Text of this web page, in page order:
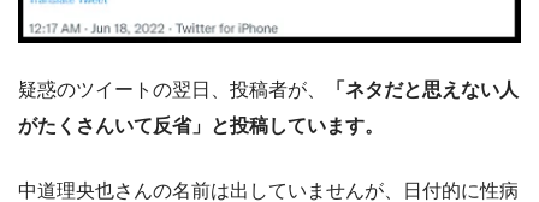
疑惑のツイートの翌日、投稿者が、
「ネタだと思えない人
がたくさんいて反省」と投稿しています。
中道理央也さんの名前は出していませんが、日付的に性病